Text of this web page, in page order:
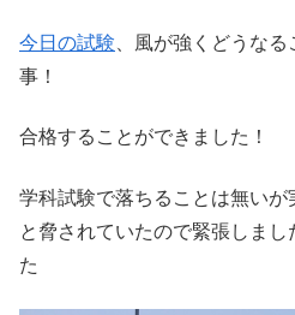
今日の試験 、風が強くどうな
事！
合格することができました！
学科試験で落ちることは無い
と脅されていたので緊張しま
た